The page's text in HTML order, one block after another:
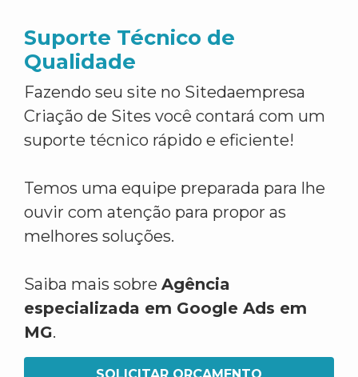
Suporte Técnico de
Qualidade
Fazendo seu site no Sitedaempresa
Criação de Sites você contará com um
suporte técnico rápido e eficiente!
Temos uma equipe preparada para lhe
ouvir com atenção para propor as
melhores soluções.
Saiba mais sobre Agência
especializada em Google Ads em
MG.